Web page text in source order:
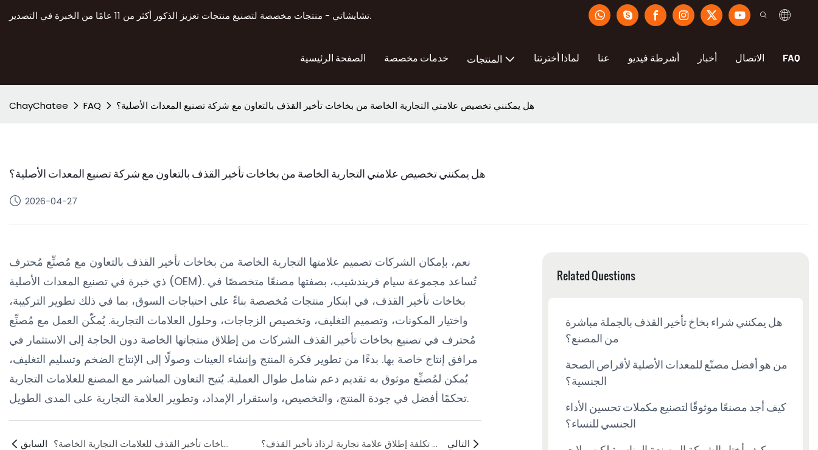
تشايشاتي - منتجات مخصصة لتصنيع منتجات تعزيز الذكور أكثر من 11 عامًا من الخبرة في التصدير.
الصفحة الرئيسية خدمات مخصصة المنتجات لماذا أخترتنا عنا أشرطة فيديو أخبار الاتصال FAQ
ChayChatee FAQ هل يمكنني تخصيص علامتي التجارية الخاصة من بخاخات تأخير القذف بالتعاون مع شركة تصنيع المعدات الأصلية؟
هل يمكنني تخصيص علامتي التجارية الخاصة من بخاخات تأخير القذف بالتعاون مع شركة تصنيع المعدات الأصلية؟
2026-04-27
نعم، بإمكان الشركات تصميم علامتها التجارية الخاصة من بخاخات تأخير القذف بالتعاون مع مُصنِّع مُحترف
ذي خبرة في تصنيع المعدات الأصلية (OEM). تُساعد مجموعة سيام فريندشيب، بصفتها مصنعًا متخصصًا في
بخاخات تأخير القذف، في ابتكار منتجات مُخصصة بناءً على احتياجات السوق، بما في ذلك تطوير التركيبة،
واختيار المكونات، وتصميم التغليف، وتخصيص الزجاجات، وحلول العلامات التجارية. يُمكّن العمل مع مُصنِّع
مُحترف في تصنيع بخاخات تأخير القذف الشركات من إطلاق منتجاتها الخاصة دون الحاجة إلى الاستثمار في
مرافق إنتاج خاصة بها. بدءًا من تطوير فكرة المنتج وإنشاء العينات وصولًا إلى الإنتاج الضخم وتسليم التغليف،
يُمكن لمُصنِّع موثوق به تقديم دعم شامل طوال العملية. يُتيح التعاون المباشر مع المصنع للعلامات التجارية
تحكمًا أفضل في جودة المنتج، والتخصيص، واستقرار الإمداد، وتطوير العلامة التجارية على المدى الطويل.
السابق ما هي الشركة المصنعة الموثوقة لبخاخات تأخير القذف للعلامات التجارية الخاصة؟ كم تبلغ تكلفة إطلاق علامة تجارية لرذاذ تأخير القذف؟ التالي
Related Questions
هل يمكنني شراء بخاخ تأخير القذف بالجملة مباشرة
من المصنع؟
من هو أفضل مصنّع للمعدات الأصلية لأقراص الصحة
الجنسية؟
كيف أجد مصنعًا موثوقًا لتصنيع مكملات تحسين الأداء
الجنسي للنساء؟